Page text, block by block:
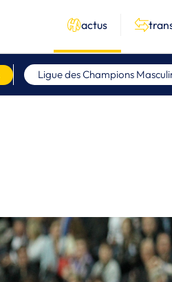
actus
Ligue des Champions